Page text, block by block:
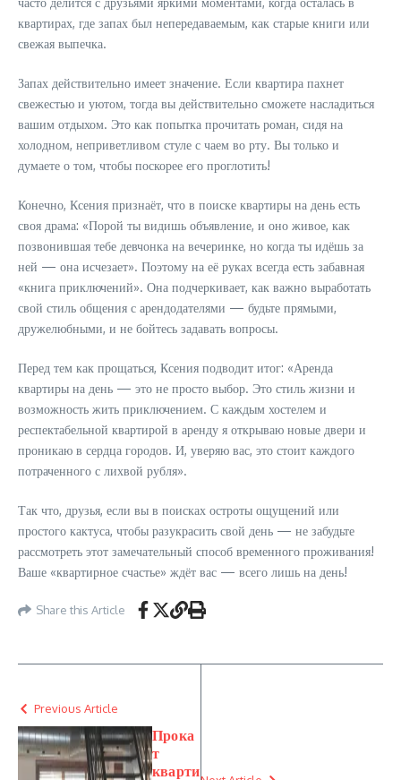
квартирах, где запах был непередаваемым, как старые книги или
свежая выпечка.
Запах действительно имеет значение. Если квартира пахнет
свежестью и уютом, тогда вы действительно сможете насладиться
вашим отдыхом. Это как попытка прочитать роман, сидя на
холодном, неприветливом стуле с чаем во рту. Вы только и
думаете о том, чтобы поскорее его проглотить!
Конечно, Ксения признаёт, что в поиске квартиры на день есть
своя драма: «Порой ты видишь объявление, и оно живое, как
позвонившая тебе девчонка на вечеринке, но когда ты идёшь за
ней — она исчезает». Поэтому на её руках всегда есть забавная
«книга приключений». Она подчеркивает, как важно выработать
свой стиль общения с арендодателями — будьте прямыми,
дружелюбными, и не бойтесь задавать вопросы.
Перед тем как прощаться, Ксения подводит итог: «Аренда
квартиры на день — это не просто выбор. Это стиль жизни и
возможность жить приключением. С каждым хостелем и
респектабельной квартирой в аренду я открываю новые двери и
проникаю в сердца городов. И, уверяю вас, это стоит каждого
потраченного с лихвой рубля».
Так что, друзья, если вы в поисках остроты ощущений или
простого кактуса, чтобы разукрасить свой день — не забудьте
рассмотреть этот замечательный способ временного проживания!
Ваше «квартирное счастье» ждёт вас — всего лишь на день!
Share this Article
Previous Article
Прока
т
кварти